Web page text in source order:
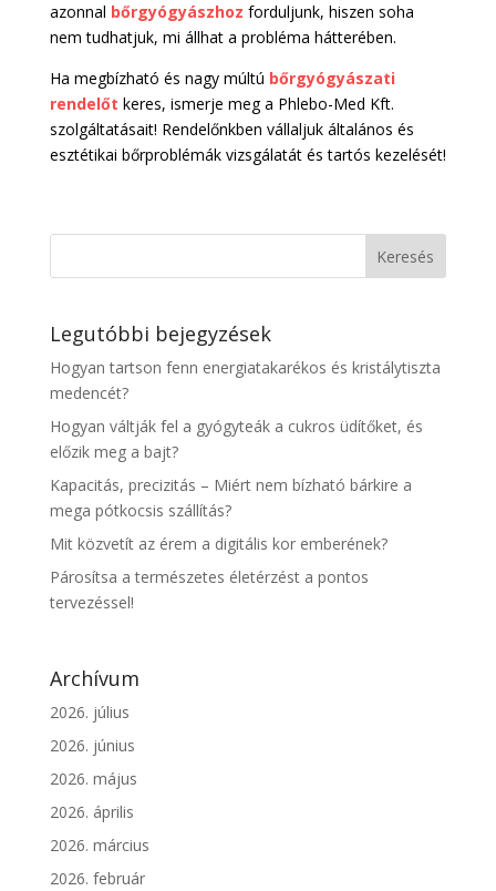
azonnal bőrgyógyászhoz forduljunk, hiszen soha
nem tudhatjuk, mi állhat a probléma hátterében.
Ha megbízható és nagy múltú bőrgyógyászati
rendelőt keres, ismerje meg a Phlebo-Med Kft.
szolgáltatásait! Rendelőnkben vállaljuk általános és
esztétikai bőrproblémák vizsgálatát és tartós kezelését!
Legutóbbi bejegyzések
Hogyan tartson fenn energiatakarékos és kristálytiszta
medencét?
Hogyan váltják fel a gyógyteák a cukros üdítőket, és
előzik meg a bajt?
Kapacitás, precizitás – Miért nem bízható bárkire a
mega pótkocsis szállítás?
Mit közvetít az érem a digitális kor emberének?
Párosítsa a természetes életérzést a pontos
tervezéssel!
Archívum
2026. július
2026. június
2026. május
2026. április
2026. március
2026. február